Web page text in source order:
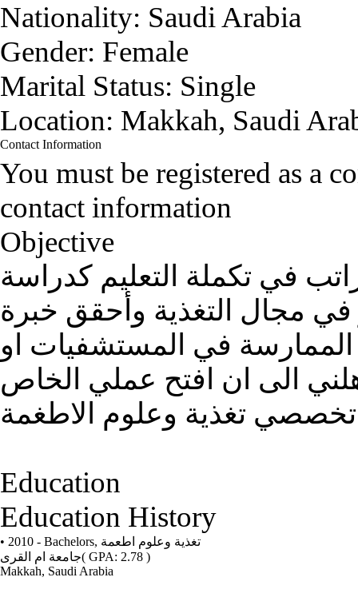
Nationality: Saudi Arabia
Gender: Female
Marital Status: Single
Location: Makkah, Saudi
Contact Information
You must be registered as a
contact information
Objective
في تكملة التعليم كدراسة
في مجال التغذية وأحقق خبرة
في المستشفيات او
الى ان افتح عملي الخاص
تغذية وعلوم الاطغمة
Education
Education History
• 2010 - Bachelors, تغذية وعلوم اطعمة
جامعة ام القرى( GPA: 2.78 )
Makkah, Saudi Arabia